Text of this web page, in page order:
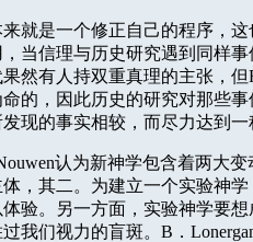
就是一个修正自己的程序，
当信理与历史研究遇到同样
然有人持双重真理的主张，但
的，因此历史的研究对那些
现的事实相较，而尽力达到
认为新神学包含着两大
，其二。为建立一个实验神
验。另一方面，实验神学要
我们视力的盲斑。 B ．